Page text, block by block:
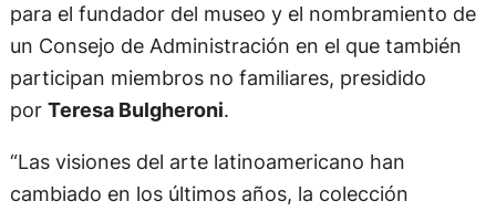
para el fundador del museo y el nombramiento de
un Consejo de Administración en el que también
participan miembros no familiares, presidido
por Teresa Bulgheroni.
“Las visiones del arte latinoamericano han
cambiado en los últimos años, la colección